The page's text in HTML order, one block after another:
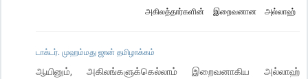
அல்லாஹ்
இறைவனான
அகிலத்தார்களின்
டாக்டர். முஹம்மது ஜான் தமிழாக்கம்
ஆயினும், அகிலங்களுக்கெல்லாம் இறைவனாகிய அல்லாஹ்